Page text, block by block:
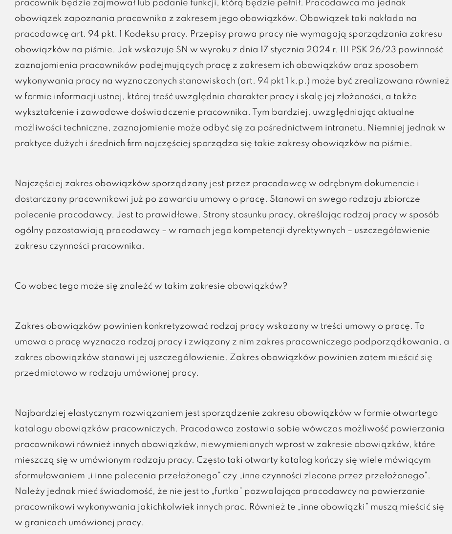
pracownik będzie zajmował lub podanie funkcji, którą będzie pełnił. Pracodawca ma jednak
obowiązek zapoznania pracownika z zakresem jego obowiązków. Obowiązek taki nakłada na
pracodawcę art. 94 pkt. 1 Kodeksu pracy. Przepisy prawa pracy nie wymagają sporządzania zakresu
obowiązków na piśmie. Jak wskazuje SN w wyroku z dnia 17 stycznia 2024 r. III PSK 26/23 powinność
zaznajomienia pracowników podejmujących pracę z zakresem ich obowiązków oraz sposobem
wykonywania pracy na wyznaczonych stanowiskach (art. 94 pkt 1 k.p.) może być zrealizowana również
w formie informacji ustnej, której treść uwzględnia charakter pracy i skalę jej złożoności, a także
wykształcenie i zawodowe doświadczenie pracownika. Tym bardziej, uwzględniając aktualne
możliwości techniczne, zaznajomienie może odbyć się za pośrednictwem intranetu. Niemniej jednak w
praktyce dużych i średnich firm najczęściej sporządza się takie zakresy obowiązków na piśmie.
Najczęściej zakres obowiązków sporządzany jest przez pracodawcę w odrębnym dokumencie i
dostarczany pracownikowi już po zawarciu umowy o pracę. Stanowi on swego rodzaju zbiorcze
polecenie pracodawcy. Jest to prawidłowe. Strony stosunku pracy, określając rodzaj pracy w sposób
ogólny pozostawiają pracodawcy – w ramach jego kompetencji dyrektywnych – uszczegółowienie
zakresu czynności pracownika.
Co wobec tego może się znaleźć w takim zakresie obowiązków?
Zakres obowiązków powinien konkretyzować rodzaj pracy wskazany w treści umowy o pracę. To
umowa o pracę wyznacza rodzaj pracy i związany z nim zakres pracowniczego podporządkowania, a
zakres obowiązków stanowi jej uszczegółowienie. Zakres obowiązków powinien zatem mieścić się
przedmiotowo w rodzaju umówionej pracy.
Najbardziej elastycznym rozwiązaniem jest sporządzenie zakresu obowiązków w formie otwartego
katalogu obowiązków pracowniczych. Pracodawca zostawia sobie wówczas możliwość powierzania
pracownikowi również innych obowiązków, niewymienionych wprost w zakresie obowiązków, które
mieszczą się w umówionym rodzaju pracy. Często taki otwarty katalog kończy się wiele mówiącym
sformułowaniem „i inne polecenia przełożonego” czy „inne czynności zlecone przez przełożonego”.
Należy jednak mieć świadomość, że nie jest to „furtka” pozwalająca pracodawcy na powierzanie
pracownikowi wykonywania jakichkolwiek innych prac. Również te „inne obowiązki” muszą mieścić się
w granicach umówionej pracy.